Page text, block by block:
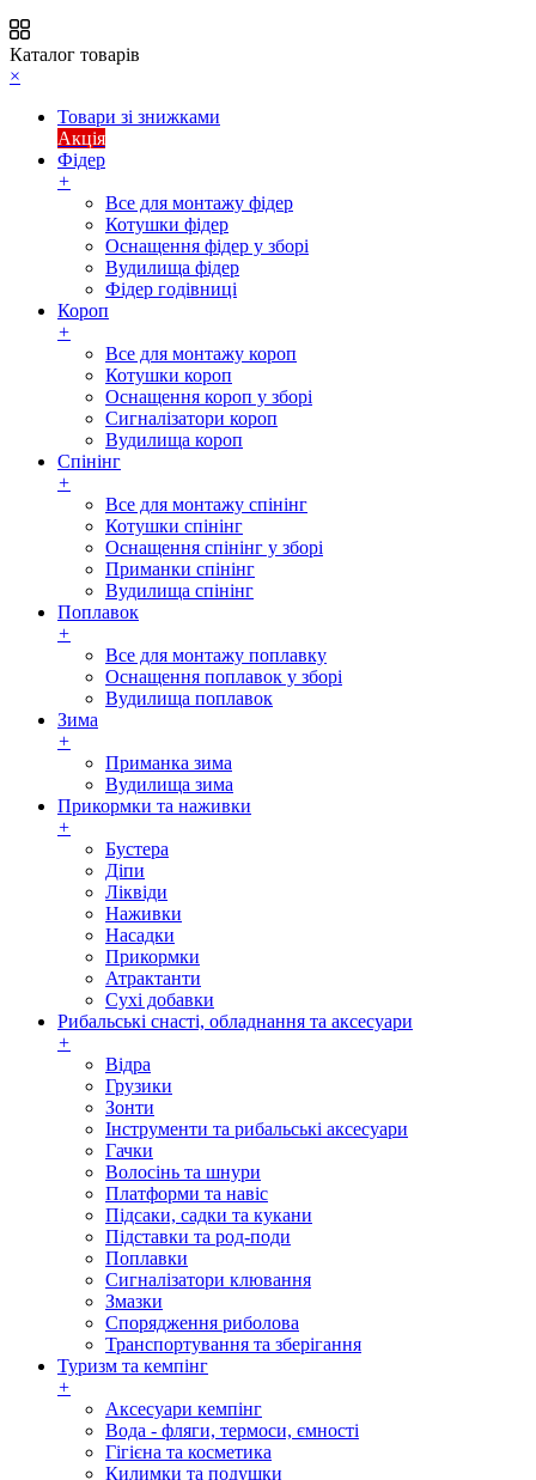
Каталог товарів
×
Товари зі знижками
Акція
Фідер
+
Все для монтажу фідер
Котушки фідер
Оснащення фідер у зборі
Вудилища фідер
Фідер годівниці
Короп
+
Все для монтажу короп
Котушки короп
Оснащення короп у зборі
Сигналізатори короп
Вудилища короп
Спінінг
+
Все для монтажу спінінг
Котушки спінінг
Оснащення спінінг у зборі
Приманки спінінг
Вудилища спінінг
Поплавок
+
Все для монтажу поплавку
Оснащення поплавок у зборі
Вудилища поплавок
Зима
+
Приманка зима
Вудилища зима
Прикормки та наживки
+
Бустера
Діпи
Ліквіди
Наживки
Насадки
Прикормки
Атрактанти
Сухі добавки
Рибальські снасті, обладнання та аксесуари
+
Відра
Грузики
Зонти
Інструменти та рибальські аксесуари
Гачки
Волосінь та шнури
Платформи та навіс
Підсаки, садки та кукани
Підставки та род-поди
Поплавки
Сигналізатори клювання
Змазки
Спорядження риболова
Транспортування та зберігання
Туризм та кемпінг
+
Аксесуари кемпінг
Вода - фляги, термоси, ємності
Гігієна та косметика
Килимки та подушки